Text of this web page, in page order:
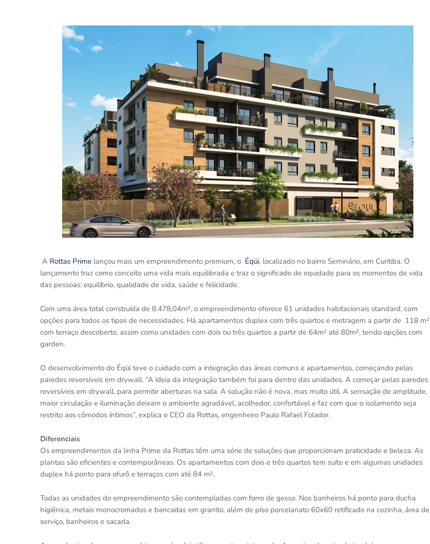
A Rottas Prime lançou mais um empreendimento premium, o Éqüi, localizado no bairro Seminário, em Curitiba. O
lançamento traz como conceito uma vida mais equilibrada e traz o significado de equidade para os momentos de vida
das pessoas: equilíbrio, qualidade de vida, saúde e felicidade.
Com uma área total construída de 8.478,04m², o empreendimento oferece 61 unidades habitacionais standard, com
opções para todos os tipos de necessidades. Há apartamentos duplex com três quartos e metragem a partir de 118 m²
com terraço descoberto, assim como unidades com dois ou três quartos a partir de 64m² até 80m², tendo opções com
garden.
O desenvolvimento do Éqüi teve o cuidado com a integração das áreas comuns e apartamentos, começando pelas
paredes reversíveis em drywall. “A ideia da integração também foi para dentro das unidades. A começar pelas paredes
reversíveis em drywall, para permitir aberturas na sala. A solução não é nova, mas muito útil. A sensação de amplitude,
maior circulação e iluminação deixam o ambiente agradável, acolhedor, confortável e faz com que o isolamento seja
restrito aos cômodos íntimos”, explica o CEO da Rottas, engenheiro Paulo Rafael Folador.
Diferenciais
Os empreendimentos da linha Prime da Rottas têm uma série de soluções que proporcionam praticidade e beleza. As
plantas são eficientes e contemporâneas. Os apartamentos com dois e três quartos tem suíte e em algumas unidades
duplex há ponto para ofurô e terraços com até 84 m².
Todas as unidades do empreendimento são contempladas com forro de gesso. Nos banheiros há ponto para ducha
higiênica, metais monocromados e bancadas em granito, além de piso porcelanato 60x60 retificado na cozinha, área de
serviço, banheiros e sacada.